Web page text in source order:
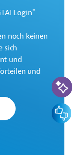
Login"
noch keinen
sich
und
und
KI-